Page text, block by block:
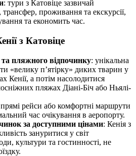
: тури з Катовіце зазвичай
проживання та екскурсії,
та економить час.
з Катовіце
пляжного відпочинку: унікальна
«велику п’ятірку» диких тварин у
Кенії, а потім насолодитися
пляжах Діані-Біч або Ньялі-
рейси або комфортні маршрути
час очікування в аеропорту.
за доступними цінами: Кенія з
зануритися у світ
культури та гостинності, не